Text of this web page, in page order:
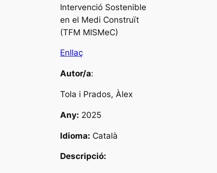
Intervenció Sostenible
en el Medi Construït
(TFM MISMeC)
Enllaç
Autor/a:
Tola i Prados, Àlex
Any: 2025
Idioma: Català
Descripció: